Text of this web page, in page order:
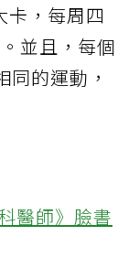
卡，每周四
並且，每個
的運動，
醫師》臉書